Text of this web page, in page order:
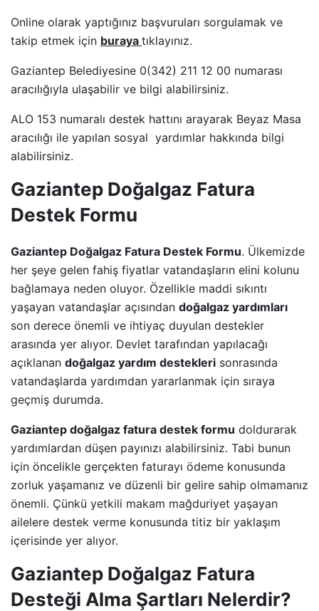
Online olarak yaptığınız başvuruları sorgulamak ve
takip etmek için buraya tıklayınız.
Gaziantep Belediyesine 0(342) 211 12 00 numarası
aracılığıyla ulaşabilir ve bilgi alabilirsiniz.
ALO 153 numaralı destek hattını arayarak Beyaz Masa
aracılığı ile yapılan sosyal yardımlar hakkında bilgi
alabilirsiniz.
Gaziantep Doğalgaz Fatura
Destek Formu
Gaziantep Doğalgaz Fatura Destek Formu. Ülkemizde
her şeye gelen fahiş fiyatlar vatandaşların elini kolunu
bağlamaya neden oluyor. Özellikle maddi sıkıntı
yaşayan vatandaşlar açısından doğalgaz yardımları
son derece önemli ve ihtiyaç duyulan destekler
arasında yer alıyor. Devlet tarafından yapılacağı
açıklanan doğalgaz yardım destekleri sonrasında
vatandaşlarda yardımdan yararlanmak için sıraya
geçmiş durumda.
Gaziantep doğalgaz fatura destek formu doldurarak
yardımlardan düşen payınızı alabilirsiniz. Tabi bunun
için öncelikle gerçekten faturayı ödeme konusunda
zorluk yaşamanız ve düzenli bir gelire sahip olmamanız
önemli. Çünkü yetkili makam mağduriyet yaşayan
ailelere destek verme konusunda titiz bir yaklaşım
içerisinde yer alıyor.
Gaziantep Doğalgaz Fatura
Desteği Alma Şartları Nelerdir?